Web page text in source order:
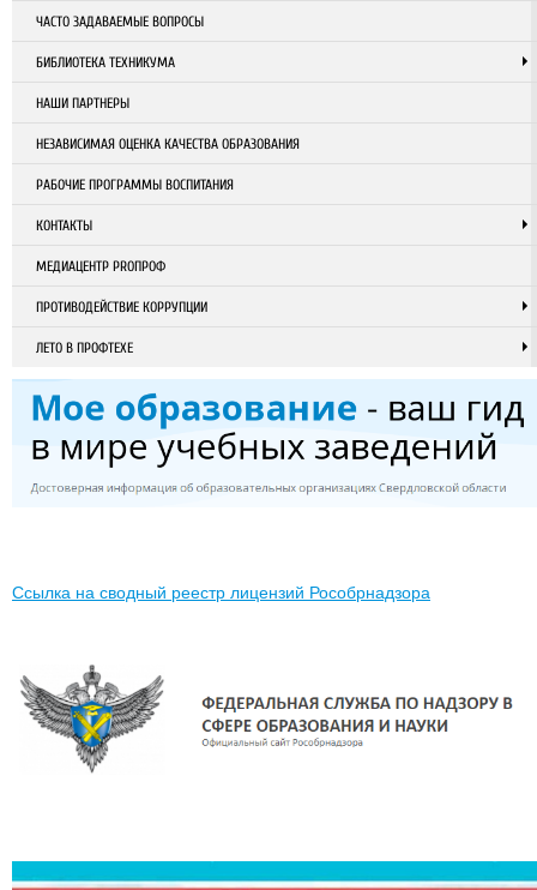
ЧАСТО ЗАДАВАЕМЫЕ ВОПРОСЫ
БИБЛИОТЕКА ТЕХНИКУМА
НАШИ ПАРТНЕРЫ
НЕЗАВИСИМАЯ ОЦЕНКА КАЧЕСТВА ОБРАЗОВАНИЯ
РАБОЧИЕ ПРОГРАММЫ ВОСПИТАНИЯ
КОНТАКТЫ
МЕДИАЦЕНТР PROПРОФ
ПРОТИВОДЕЙСТВИЕ КОРРУПЦИИ
ЛЕТО В ПРОФТЕХЕ
Ссылка на сводный реестр лицензий Рособрнадзора